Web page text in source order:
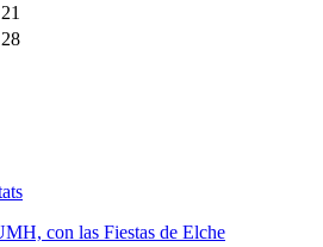
21
28
con las Fiestas de Elche